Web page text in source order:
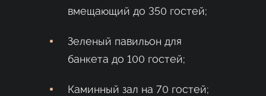
вмещающий до 350 гостей;
Зеленый павильон для
банкета до 100 гостей;
Каминный зал на 70 гостей;